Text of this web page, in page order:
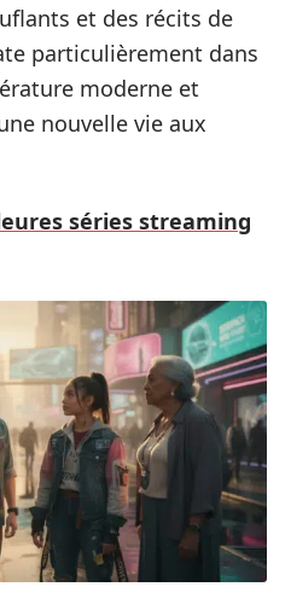
et des récits de
particulièrement dans
moderne et
nouvelle vie aux
séries streaming